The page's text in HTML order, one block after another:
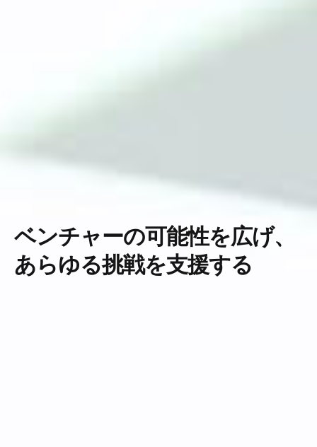
ベンチャーの可能性を広げ、
あらゆる挑戦を支援する